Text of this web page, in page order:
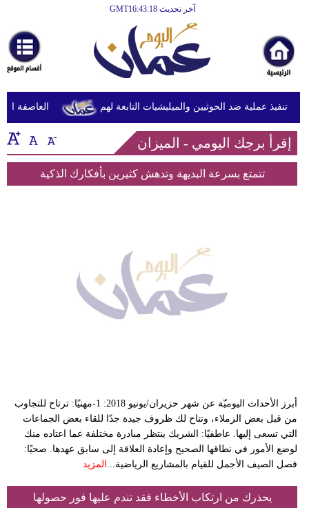
آخر تحديث GMT16:43:18
أخبارعاجلة
رياضة
ثقافة
إقتصاد
وموسيقى
إعلام
تعليم
علوم
العاصفة تنفيذ عملية ضد الحوثيين والميليشيات التابعة لهم
إقرأ برجك اليومي - الميزان
تتمتع بسرعة البديهة وتدهش كثيرين بأفكارك الذكية
أبرز الأحداث اليوميّة عن شهر حزيران/يونيو 2018: 1-مهنيًا: ترتاح للتجاوب
من قبل بعض الزملاء، وتتاح لك ظروف جيدة جدًا للقاء بعض الجماعات
التي تسعى إليها. عاطفيًا: الشريك ينتظر مبادرة مختلفة عما اعتاده منك
لوضع الأمور في نطاقها الصحيح وإعادة العلاقة إلى سابق عهدها. صحيًا:
فصل الصيف الأجمل للقيام بالمشاريع الرياضية... المزيد
يحذرك من ارتكاب الأخطاء فقد تندم عليها فور حصولها